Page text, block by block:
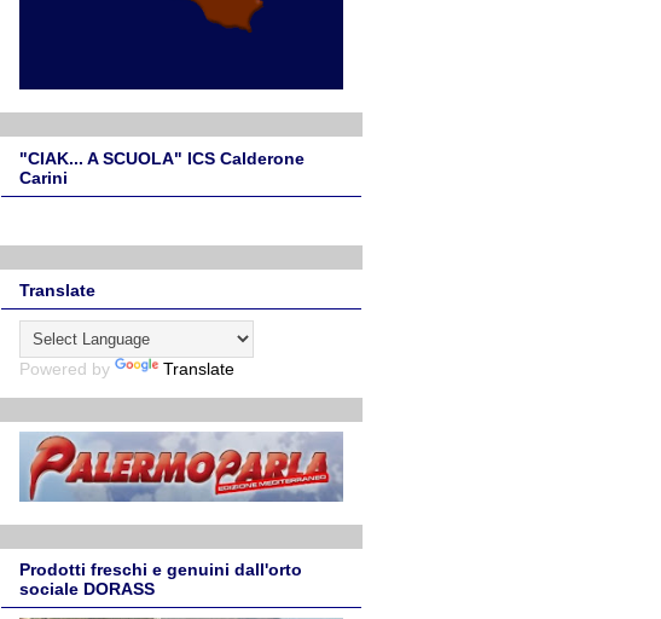
"CIAK... A SCUOLA" ICS Calderone
Carini
Translate
Powered by Translate
Prodotti freschi e genuini dall'orto
sociale DORASS